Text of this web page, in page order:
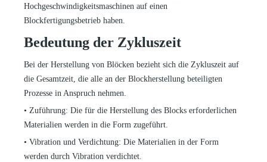
Hochgeschwindigkeitsmaschinen auf einen
Blockfertigungsbetrieb haben.
Bedeutung der Zykluszeit
Bei der Herstellung von Blöcken bezieht sich die Zykluszeit auf
die Gesamtzeit, die alle an der Blockherstellung beteiligten
Prozesse in Anspruch nehmen.
• Zuführung: Die für die Herstellung des Blocks erforderlichen
Materialien werden in die Form zugeführt.
• Vibration und Verdichtung: Die Materialien in der Form
werden durch Vibration verdichtet.